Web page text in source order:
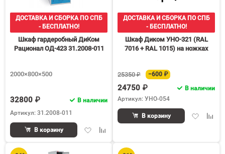
ДОСТАВКА И СБОРКА ПО СПБ
- БЕСПЛАТНО!
Шкаф гардеробный ДиКом
Рационал ОД-423 31.2008-011
2000×800×500
32800 ₽
В наличии
Артикул: 31.2008-011
ДобавитьДобавить
сравнению
В корзину
ДОСТАВКА И СБОРКА ПО СПБ
- БЕСПЛАТНО!
Шкаф Диком УНО-321 (RAL
7016 + RAL 1015) на ножках
25350 ₽ −600 ₽
24750 ₽
В наличии
Артикул: УНО-054
Добавить
В корзину